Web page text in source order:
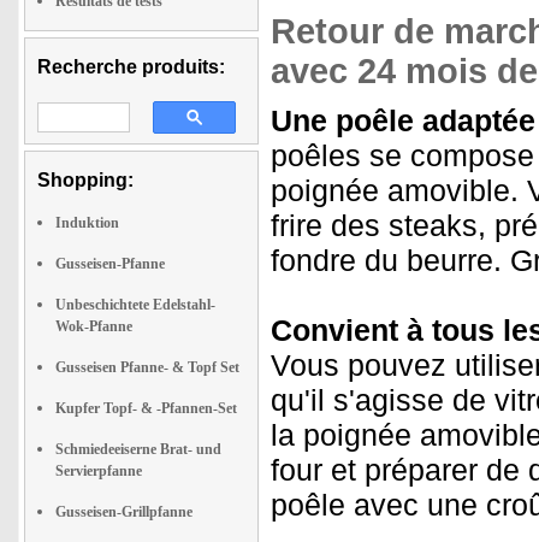
Recherche produits:
Shopping:
Induktion
Gusseisen-Pfanne
Unbeschichtete Edelstahl-
Wok-Pfanne
Gusseisen Pfanne- & Topf Set
Kupfer Topf- & -Pfannen-Set
Schmiedeeiserne Brat- und
Servierpfanne
Gusseisen-Grillpfanne
Retour de
avec 24 mois
Une poêle
poêles se
poignée amovible.
frire des steaks,
fondre du beurre.
Convient à tous
Vous pouvez
qu'il s'agisse de
la poignée
four et préparer de
poêle avec une